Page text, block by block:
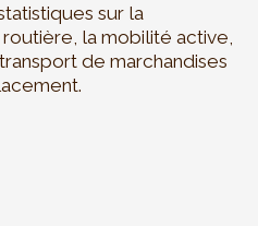
sur la
la mobilité active,
de marchandises